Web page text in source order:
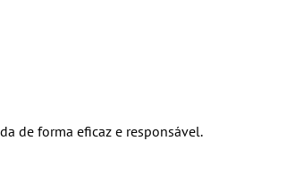
de forma eficaz e responsável.